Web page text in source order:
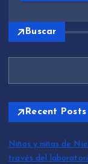
Buscar
Recent Posts
Niños y niñas de
través del